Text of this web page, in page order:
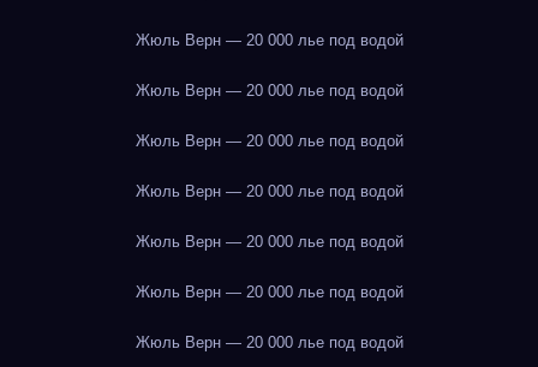
Жюль Верн — 20 000 лье под водой
Жюль Верн — 20 000 лье под водой
Жюль Верн — 20 000 лье под водой
Жюль Верн — 20 000 лье под водой
Жюль Верн — 20 000 лье под водой
Жюль Верн — 20 000 лье под водой
Жюль Верн — 20 000 лье под водой